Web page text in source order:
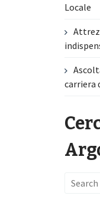
Locale
carriera